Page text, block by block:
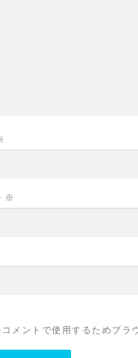
※
メントで使用するためブラ